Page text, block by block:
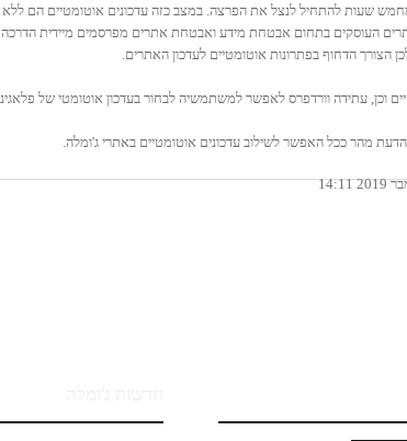
משמעותי בשנת 2018, לקח להאקרים פחות מחמש שעות להתחיל לנצל את הפרצה. במצב כזה
העוסקים בתחום אבטחת מידע ואבטחת אתרים מפרסמים מיידית הדרכה
הדחוף בפתרונות אוטומטיים לעדכון האתרים.
וכן, עתידה וורדפרס לאפשר למשתמשיה לבחור בעדכון אוטומטי של
מהר ככל האפשר לשילוב עדכונים אוטומטיים באתרי ג'ומלה.